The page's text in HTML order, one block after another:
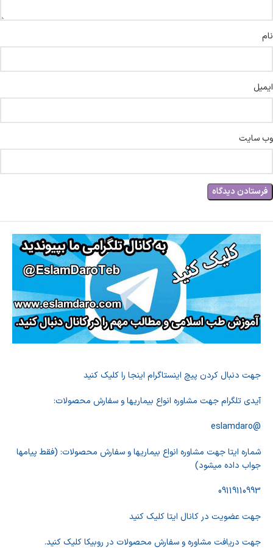
جهت دنبال کردن پیچ اینستاگرام اینجا را کلیک کنید
آیدی تلگرام جهت مشاوره انواع بیماریها و سفارش محصولات:
@eslamdaro
شماره ایتا جهت مشاوره انواع بیماریها و سفارش محصولات: (فقط پیامها
جواب داده میشود)
09119110993
جهت عضویت در کانال ایتا کلیک کنید
جهت دریافت مشاوره و سفارش محصولات در روبیکا کلیک کنید.
نام
ایمیل
وب‌ سایت